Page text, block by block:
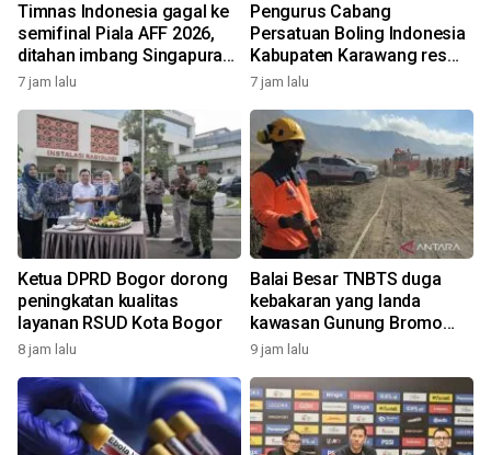
Timnas Indonesia gagal ke
semifinal Piala AFF 2026,
ditahan imbang Singapura
1-1
7 jam lalu
Pengurus Cabang
Persatuan Boling Indonesia
Kabupaten Karawang resmi
terbentuk
7 jam lalu
Ketua DPRD Bogor dorong
peningkatan kualitas
layanan RSUD Kota Bogor
8 jam lalu
Balai Besar TNBTS duga
kebakaran yang landa
kawasan Gunung Bromo
karena aktivitas manusia
9 jam lalu